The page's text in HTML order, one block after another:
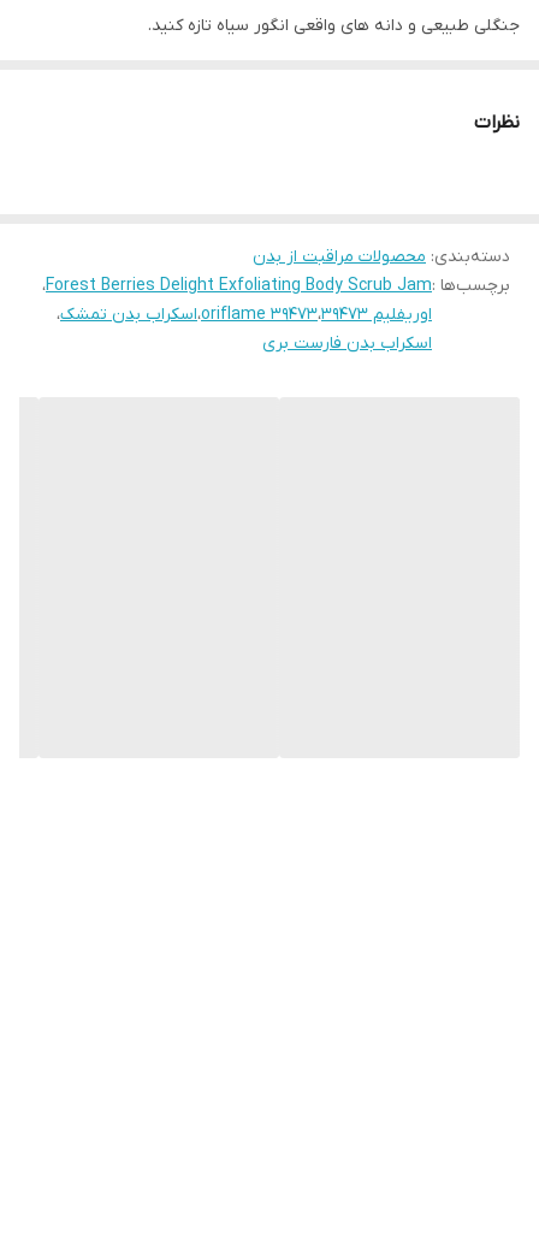
جنگلی طبیعی و دانه های واقعی انگور سیاه تازه کنید.
با عصاره توت جنگل طبیعی
نظرات
دسته‌بندی: محصولات مراقبت از بدن
برچسب‌ها :Forest Berries Delight Exfoliating Body Scrub Jam،
اوریفلیم 39473
،oriflame 39473،اسکراب بدن تمشک،
اسکراب بدن فارست بری